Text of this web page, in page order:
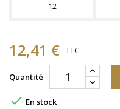
12
12,41 € TTC
Quantité
 En stock